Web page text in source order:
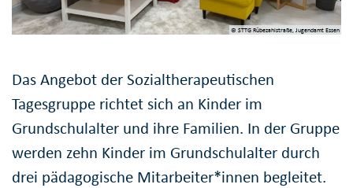
© STTG Rübezahlstraße, Jugendamt Essen
Das Angebot der Sozialtherapeutischen
Tagesgruppe richtet sich an Kinder im
Grundschulalter und ihre Familien. In der Gruppe
werden zehn Kinder im Grundschulalter durch
drei pädagogische Mitarbeiter*innen begleitet.